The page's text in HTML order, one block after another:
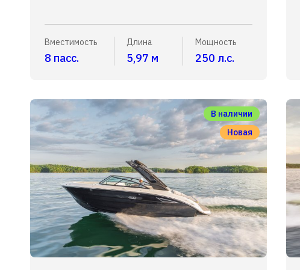
Вместимость
8 пасс.
Длина
5,97 м
Мощность
250 л.с.
В наличии
Новая